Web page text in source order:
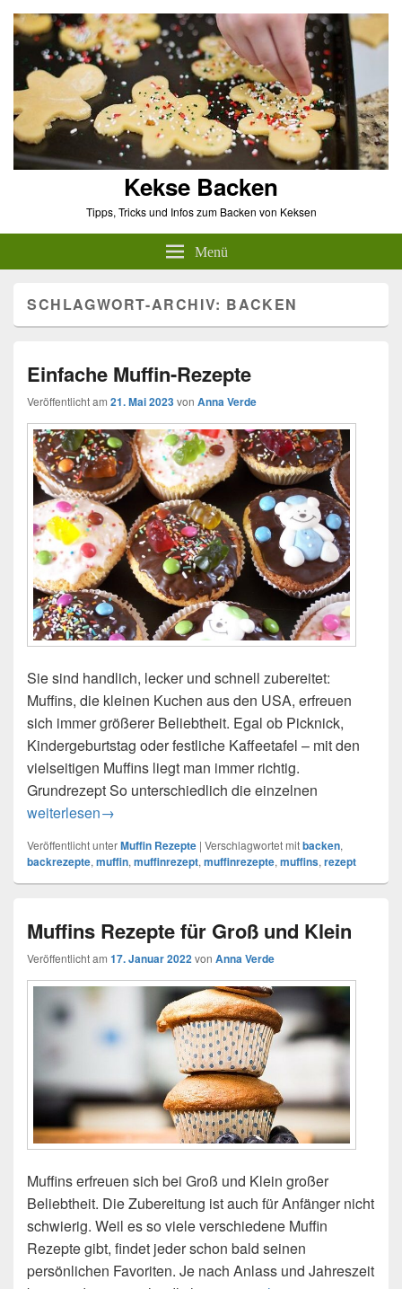
Kekse Backen
Tipps, Tricks und Infos zum Backen von Keksen
Menü
SCHLAGWORT-ARCHIV: BACKEN
Einfache Muffin-Rezepte
Veröffentlicht am 21. Mai 2023von Anna Verde
Sie sind handlich, lecker und schnell zubereitet:
Muffins, die kleinen Kuchen aus den USA, erfreuen
sich immer größerer Beliebtheit. Egal ob Picknick,
Kindergeburtstag oder festliche Kaffeetafel – mit den
vielseitigen Muffins liegt man immer richtig.
Grundrezept So unterschiedlich die einzelnen
Einfache Muffin-Rezepte
weiterlesen→
Veröffentlicht unterMuffin Rezepte | Verschlagwortet mitbacken,
backrezepte, muffin, muffinrezept, muffinrezepte, muffins, rezept
Muffins Rezepte für Groß und Klein
Veröffentlicht am 17. Januar 2022von Anna Verde
Muffins erfreuen sich bei Groß und Klein großer
Beliebtheit. Die Zubereitung ist auch für Anfänger nicht
schwierig. Weil es so viele verschiedene Muffin
Rezepte gibt, findet jeder schon bald seinen
persönlichen Favoriten. Je nach Anlass und Jahreszeit